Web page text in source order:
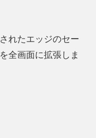
れたエッジのセー
全画面に拡張しま